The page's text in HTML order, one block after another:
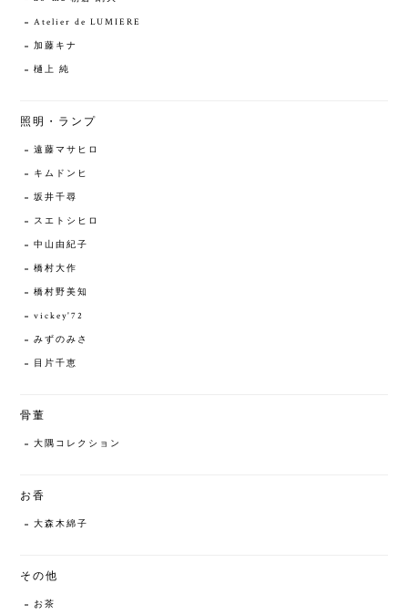
Atelier de LUMIERE
加藤キナ
樋上 純
照明・ランプ
遠藤マサヒロ
キムドンヒ
坂井千尋
スエトシヒロ
中山由紀子
橋村大作
橋村野美知
vickey'72
みずのみさ
目片千恵
骨董
大隅コレクション
お香
大森木綿子
その他
お茶